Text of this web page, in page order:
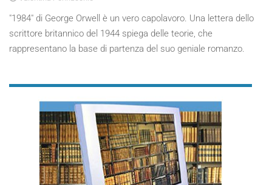
"1984" di George Orwell è un vero capolavoro. Una lettera dello
scrittore britannico del 1944 spiega delle teorie, che
rappresentano la base di partenza del suo geniale romanzo.